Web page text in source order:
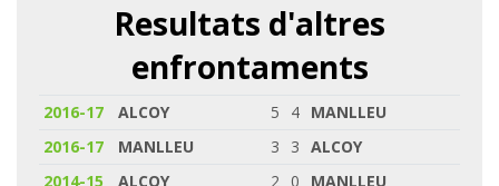
Resultats d'altres
enfrontaments
2016-17 ALCOY 5 4 MANLLEU
2016-17
MANLLEU 3 3 ALCOY
2014-15
ALCOY 2 0
MANLLEU